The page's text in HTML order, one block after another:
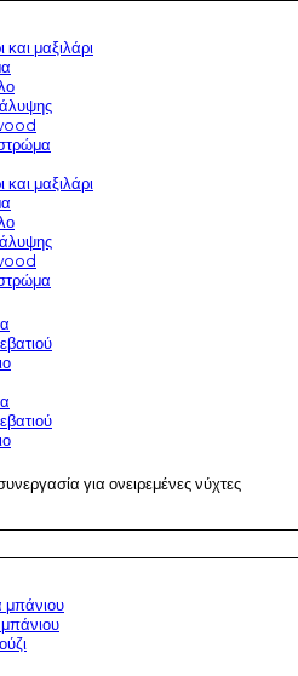
και μαξιλάρι
και μαξιλάρι
για ονειρεμένες νύχτες
μπάνιου